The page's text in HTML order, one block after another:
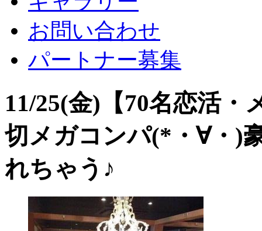
お問い合わせ
パートナー募集
11/25(金)【70名恋活・
切メガコンパ(*・∀・)
れちゃう♪